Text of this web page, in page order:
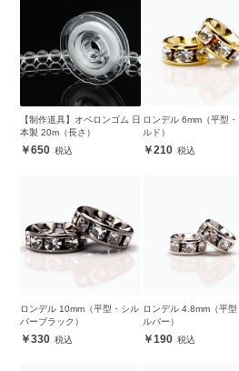
【制作道具】オペロンゴム 日
本製 20m（長さ）
650
ロンデル 6mm（平型
ルド）
210
ロンデル 10mm（平型・シル
バーブラック）
330
ロンデル 4.8mm（平型
ルバー）
190